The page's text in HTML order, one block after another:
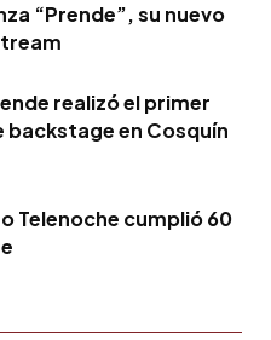
“Prende”, su nuevo
realizó el primer
backstage en Cosquín
Telenoche cumplió 60